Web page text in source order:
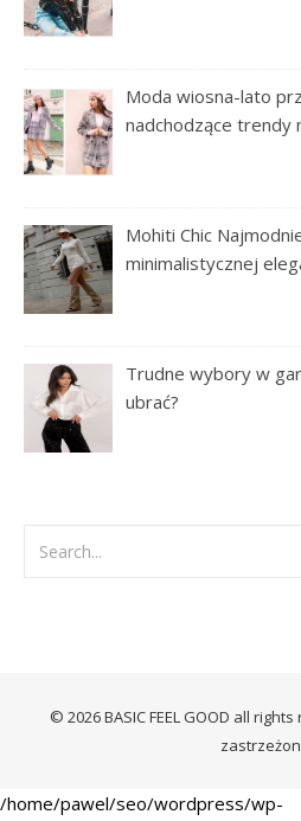
Moda wiosna-lato
nadchodzące trendy
Mohiti Chic
minimalistycznej
Trudne wybory w
ubrać?
© 2026 BASIC FEEL GOOD all
/home/pawel/seo/wordpress/wp-